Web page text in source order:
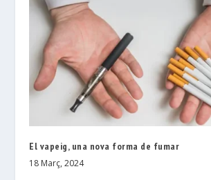
El vapeig, una nova forma de fumar
18 Març, 2024